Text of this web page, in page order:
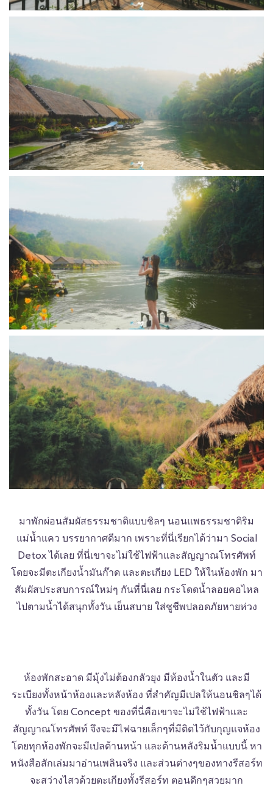
มาพักผ่อนสัมผัสธรรมชาติแบบชิลๆ นอนแพธรรมชาติริม
แม่น้ำแคว บรรยากาศดีมาก เพราะที่นี่เรียกได้ว่ามา Social
Detox ได้เลย ที่นี่เขาจะไม่ใช้ไฟฟ้าและสัญญาณโทรศัพท์
โดยจะมีตะเกียงน้ำมันก๊าด และตะเกียง LED ให้ในห้องพัก มา
สัมผัสประสบการณ์ใหม่ๆ กันที่นี่เลย กระโดดน้ำลอยคอไหล
ไปตามน้ำได้สนุกทั้งวัน เย็นสบาย ใส่ชูชีพปลอดภัยหายห่วง
ห้องพักสะอาด มีมุ้งไม่ต้องกลัวยุง มีห้องน้ำในตัว และมี
ระเบียงทั้งหน้าห้องและหลังห้อง ที่สำคัญมีเปลให้นอนชิลๆได้
ทั้งวัน โดย Concept ของที่นี่คือเขาจะไม่ใช้ไฟฟ้าและ
สัญญาณโทรศัพท์ จึงจะมีไฟฉายเล็กๆที่มีติดไว้กับกุญแจห้อง
โดยทุกห้องพักจะมีเปลด้านหน้า และด้านหลังริมน้ำแบบนี้ หา
หนังสือสักเล่มมาอ่านเพลินจริง และส่วนต่างๆของทางรีสอร์ท
จะสว่างไสวด้วยตะเกียงทั้งรีสอร์ท ตอนดึกๆสวยมาก